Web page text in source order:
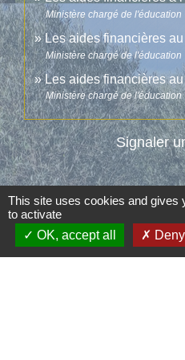
Ministère chargé de l'éducation
Les aides financières
Ministère chargé de l'éducation
Les aides financières
Ministère chargé de l'éducation
Signaler
Contacts
This site uses cookies and gives
to activate
OK, accept all